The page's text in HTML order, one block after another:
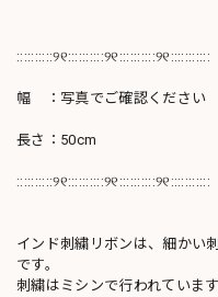
::::::::::୨୧::::::::::୨୧::::::::::୨୧:::::::::::
幅 ：写真でご確認ください
長さ：50cm
::::::::::୨୧::::::::::୨୧::::::::::୨୧:::::::::::
インド刺繍リボンは、細かい
です。
刺繍はミシンで行われていま